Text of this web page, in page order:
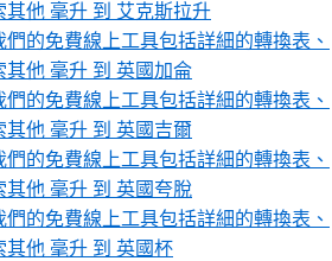
他 毫升 到 艾克斯拉升
的免費線上工具包括詳細的轉換表、
他 毫升 到 英國加侖
的免費線上工具包括詳細的轉換表、
他 毫升 到 英國吉爾
的免費線上工具包括詳細的轉換表、
他 毫升 到 英國夸脫
的免費線上工具包括詳細的轉換表、
他 毫升 到 英國杯